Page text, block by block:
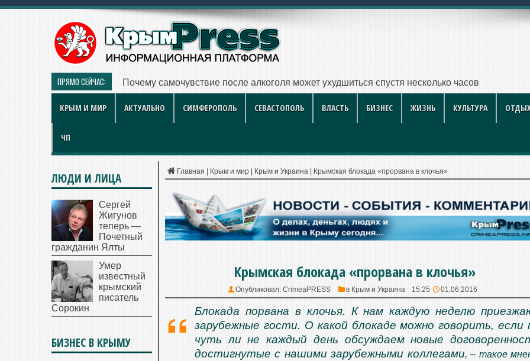
ПРЯМО СЕЙЧАС: Для севастопольского социального такси за
КРЫМ И МИР АКТУАЛЬНО СИМФЕРОПОЛЬ СЕВАСТОПОЛЬ ВЛАСТЬ БИЗНЕС ЖИЗНЬ КУЛЬТУРА
ЧП
Главная Крым и мир Крым и Украина Крымская блокада «прорвана в клочья»
Крымская блокада «прорвана в клочья»
Опубликовал: CrimeaPRESS в Крым и Украина 15:25 01.06.2016
Блокада порвана в клочья. К нам каждую неделю
зарубежные гости. О какой блокаде можно говорить, если
чуть ли не каждый день обсуждаем новые
достигнутые с нашими зарубежными коллегами, – такое
ЛЮДИ И ЛИЦА
Сергей
Жигунов
теперь —
Почетный
гражданин Ялты
Умер
известный
крымский
писатель
Сорокин
БИЗНЕС В КРЫМУ